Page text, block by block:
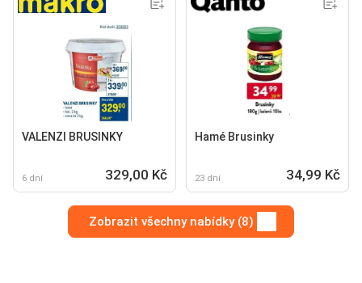
VALENZI BRUSINKY
6 dní 329,00 Kč
Hamé Brusinky
23 dní 34,99 Kč
Zobrazit všechny nabídky (8)